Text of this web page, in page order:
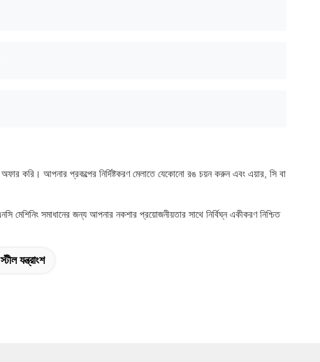
আপনার প্রকল্পের নির্দিষ্টকরণ মেলাতে যেকোনো রঙ চয়ন করুন এবং এয়ার, সি বা
সমাধানের জন্য আপনার নকশার প্রয়োজনীয়তার সাথে নির্বিঘ্ন একীকরণ নিশ্চিত
যন্ত্রাংশ